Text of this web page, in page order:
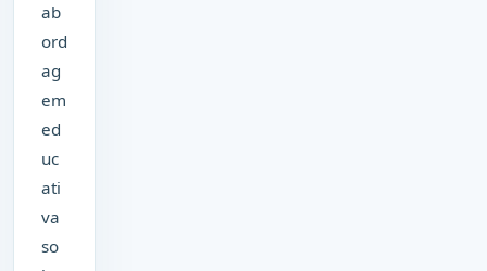
ab
ord
ag
em
ed
uc
ati
va
so